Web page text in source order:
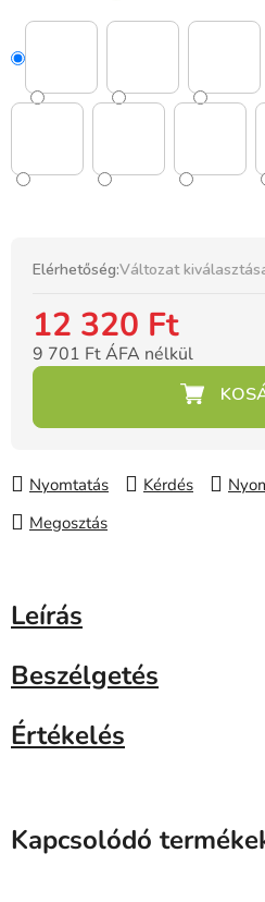
Elérhetőség:Változat
12 320 Ft
9 701 Ft ÁFA nélkül
Nyomtatás Kérdés
Megosztás
Leírás
Beszélgetés
Értékelés
Kapcsolódó